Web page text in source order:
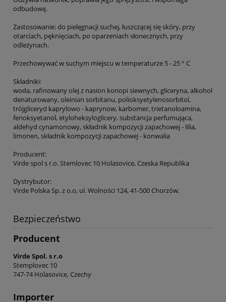
odbudowę.
Zastosowanie: do pielęgnacji suchej, łuszczącej się skóry, przy
otarciach, pęknięciach, po oparzeniach słonecznych, przy
odleżynach.
Przechowywać w suchym miejscu w temperaturze 5 - 25 ° C
Składniki:
woda, rafinowany olej z nasion konopi siewnych, gliceryna, alkohol
denaturowany, oleinian sorbitanu, polioksyetylenosorbitol,
trójgliceryd kaprylowo - kaprynow, karbomer, trietanoloamina,
fenoksyetanol, etyloheksyloglicery, substancja perfumująca,
aldehyd cynamonowy, składnik kompozycji zapachowej - lilia,
limonen, składnik kompozycji zapachowej - konwalia
Producent:
Virde spol s r.o. Stemlovec 10 Holasovice, Czeska Republika
Dystrybutor:
Virde Polska Sp. z o.o, ul. Wolności 124, 41-500 Chorzów.
Bezpieczeństwo
Producent
Virde Spol. s r.o
Stemplovec 10
747-74 Holasovice, Czechy
Importer